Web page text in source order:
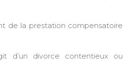
de la prestation compensatoire
d’un divorce contentieux ou